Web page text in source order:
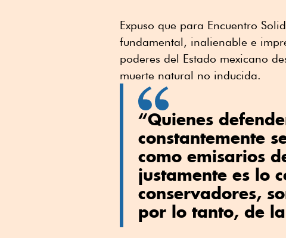
Expuso que para Encuentro
fundamental, inalienable e
poderes del Estado mexicano
muerte natural no inducida.
“Quienes
constantemente
como emisarios
justamente es lo
conservadores,
por lo tanto, de